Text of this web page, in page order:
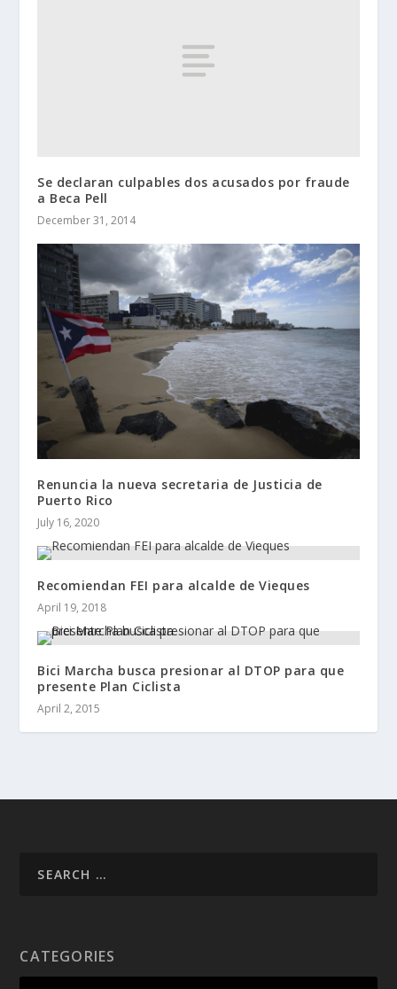
Se declaran culpables dos acusados por fraude
a Beca Pell
December 31, 2014
Renuncia la nueva secretaria de Justicia de
Puerto Rico
July 16, 2020
Recomiendan FEI para alcalde de Vieques
April 19, 2018
Bici Marcha busca presionar al DTOP para que
presente Plan Ciclista
April 2, 2015
CATEGORIES